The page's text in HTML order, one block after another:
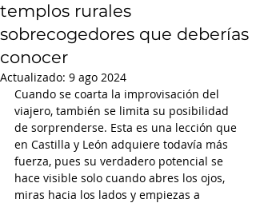
templos rurales
sobrecogedores que deberías
conocer
Actualizado: 9 ago 2024
Cuando se coarta la improvisación del
viajero, también se limita su posibilidad
de sorprenderse. Esta es una lección que
en Castilla y León adquiere todavía más
fuerza, pues su verdadero potencial se
hace visible solo cuando abres los ojos,
miras hacia los lados y empiezas a